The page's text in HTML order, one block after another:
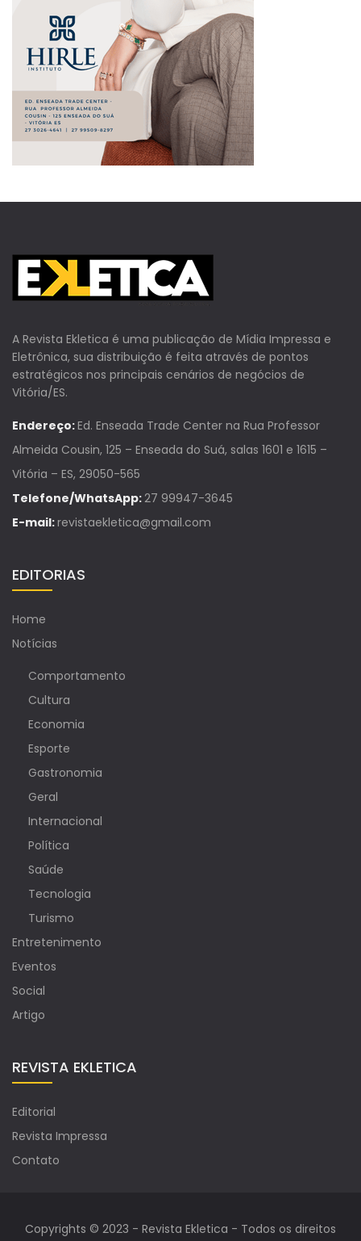
A Revista Ekletica é uma publicação de Mídia Impressa e
Eletrônica, sua distribuição é feita através de pontos
estratégicos nos principais cenários de negócios de
Vitória/ES.
Endereço:Ed. Enseada Trade Center na Rua Professor
Almeida Cousin, 125 – Enseada do Suá, salas 1601 e 1615 –
Vitória – ES, 29050-565
Telefone/WhatsApp:27 99947-3645
E-mail:revistaekletica@gmail.com
EDITORIAS
Home
Notícias
Comportamento
Cultura
Economia
Esporte
Gastronomia
Geral
Internacional
Política
Saúde
Tecnologia
Turismo
Entretenimento
Eventos
Social
Artigo
REVISTA EKLETICA
Editorial
Revista Impressa
Contato
Copyrights © 2023 - Revista Ekletica - Todos os direitos